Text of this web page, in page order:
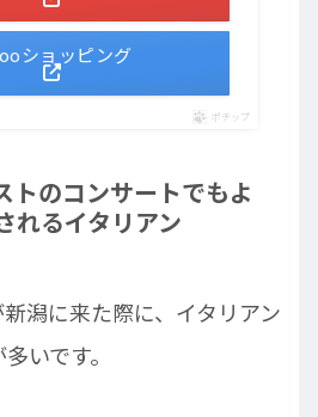
ショッピング
ポチップ
トのコンサートでもよ
れるイタリアン
潟に来た際に、イタリアン
いです。